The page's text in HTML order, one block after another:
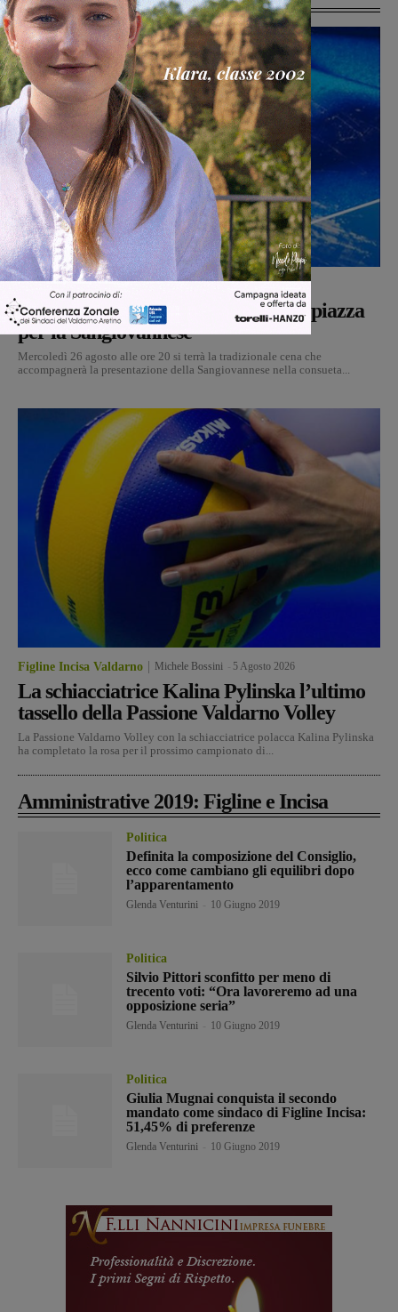
Calcio Michele Bossini -5 Agosto 2026
Il 26 agosto cena e presentazione in piazza
per la Sangiovannese
Mercoledì 26 agosto alle ore 20 si terrà la tradizionale cena che
accompagnerà la presentazione della Sangiovannese nella consueta...
Figline Incisa Valdarno Michele Bossini 5 Agosto 2026
La schiacciatrice Kalina Pylinska l’ultimo
tassello della Passione Valdarno Volley
La Passione Valdarno Volley con la schiacciatrice polacca Kalina Pylinska
ha completato la rosa per il prossimo campionato di...
Amministrative 2019: Figline e Incisa
Politica
Definita la composizione del Consiglio,
ecco come cambiano gli equilibri dopo
l’apparentamento
Glenda Venturini 10 Giugno 2019
Politica
Silvio Pittori sconfitto per meno di
trecento voti: “Ora lavoreremo ad una
opposizione seria”
Glenda Venturini 10 Giugno 2019
Politica
Giulia Mugnai conquista il secondo
mandato come sindaco di Figline Incisa:
51,45% di preferenze
Glenda Venturini 10 Giugno 2019